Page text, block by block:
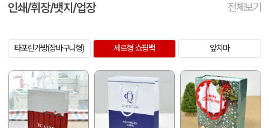
인쇄/휘장/뱃지/업장 전체보기
타포린가방(장바구니형) 세로형 쇼핑백 앞치마